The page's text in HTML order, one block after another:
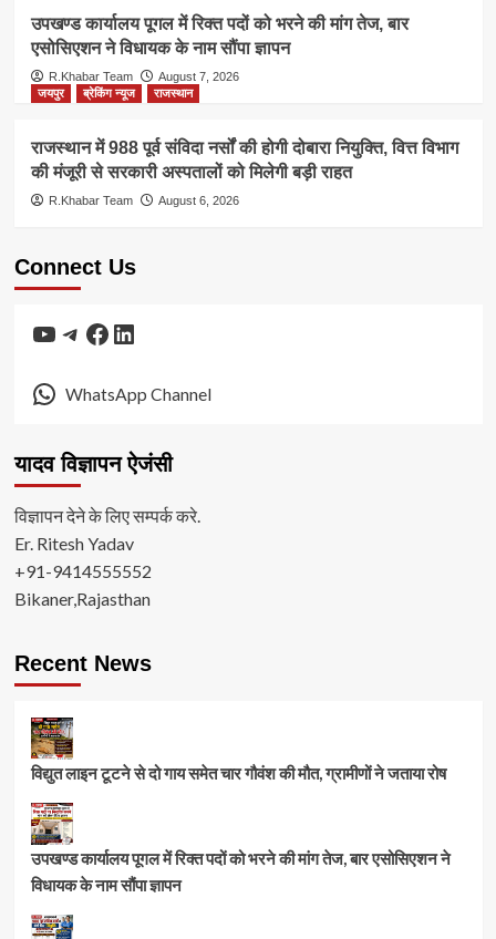
उपखण्ड कार्यालय पूगल में रिक्त पदों को भरने की मांग तेज, बार
एसोसिएशन ने विधायक के नाम सौंपा ज्ञापन
R.Khabar Team
August 7, 2026
जयपुर
ब्रेकिंग न्यूज राजस्थान
राजस्थान में 988 पूर्व संविदा नर्सों की होगी दोबारा नियुक्ति, वित्त विभाग
की मंजूरी से सरकारी अस्पतालों को मिलेगी बड़ी राहत
R.Khabar Team August 6, 2026
Connect Us
YouTube
Telegram
Facebook
LinkedIn
WhatsApp Channel
यादव विज्ञापन ऐजंसी
विज्ञापन देने के लिए सम्पर्क करे.
Er. Ritesh Yadav
+91-9414555552
Bikaner,Rajasthan
Recent News
विद्युत लाइन टूटने से दो गाय समेत चार गौवंश की मौत, ग्रामीणों ने जताया रोष
उपखण्ड कार्यालय पूगल में रिक्त पदों को भरने की मांग तेज, बार एसोसिएशन ने
विधायक के नाम सौंपा ज्ञापन